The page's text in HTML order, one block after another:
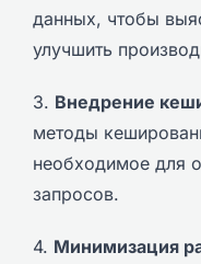
данных, чтобы
улучшить
3. Внедрение
методы
необходимое для
запросов.
4. Минимизация